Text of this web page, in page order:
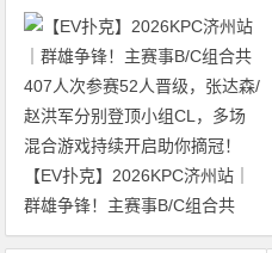
选者
【EV扑克】2026KPC济州站｜
群雄争锋！主赛事B/C组合共
407人次参赛52人晋级，张达森/